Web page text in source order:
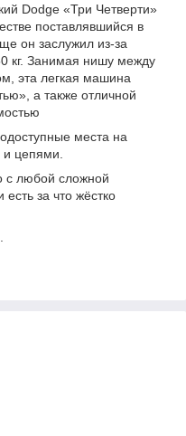
Dodge «Три Четверти»
поставлявшийся в
он заслужил из-за
кг. Занимая нишу между
эта легкая машина
а также отличной
места на
и цепями.
с любой сложной
за что жёстко